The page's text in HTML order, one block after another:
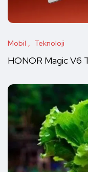
Mobil Teknoloji
HONOR Magic V6